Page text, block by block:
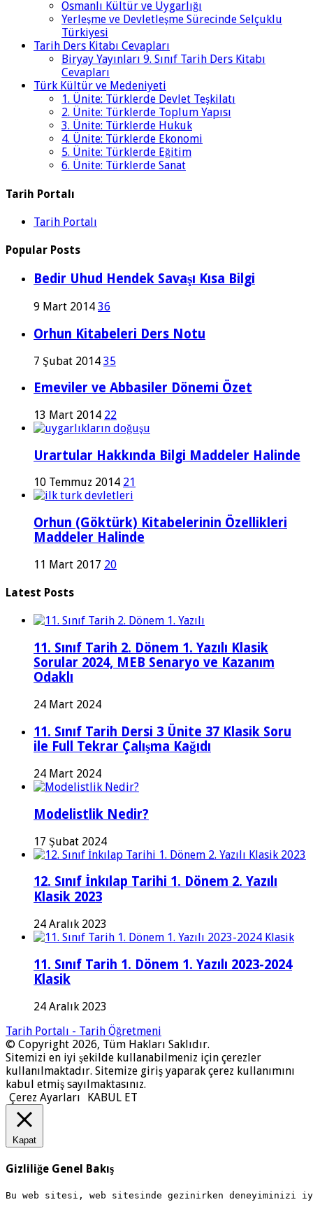
Osmanlı Kültür ve Uygarlığı
Yerleşme ve Devletleşme Sürecinde Selçuklu
Türkiyesi
Tarih Ders Kitabı Cevapları
Biryay Yayınları 9. Sınıf Tarih Ders Kitabı
Cevapları
Türk Kültür ve Medeniyeti
1. Ünite: Türklerde Devlet Teşkilatı
2. Ünite: Türklerde Toplum Yapısı
3. Ünite: Türklerde Hukuk
4. Ünite: Türklerde Ekonomi
5. Ünite: Türklerde Eğitim
6. Ünite: Türklerde Sanat
Tarih Portalı
Tarih Portalı
Popular Posts
Bedir Uhud Hendek Savaşı Kısa Bilgi
9 Mart 2014 36
Orhun Kitabeleri Ders Notu
7 Şubat 2014 35
Emeviler ve Abbasiler Dönemi Özet
13 Mart 2014 22
Urartular Hakkında Bilgi Maddeler Halinde
10 Temmuz 2014 21
Orhun (Göktürk) Kitabelerinin Özellikleri
Maddeler Halinde
11 Mart 2017 20
Latest Posts
11. Sınıf Tarih 2. Dönem 1. Yazılı Klasik
Sorular 2024, MEB Senaryo ve Kazanım
Odaklı
24 Mart 2024
11. Sınıf Tarih Dersi 3 Ünite 37 Klasik Soru
ile Full Tekrar Çalışma Kağıdı
24 Mart 2024
Modelistlik Nedir?
17 Şubat 2024
12. Sınıf İnkılap Tarihi 1. Dönem 2. Yazılı
Klasik 2023
24 Aralık 2023
11. Sınıf Tarih 1. Dönem 1. Yazılı 2023-2024
Klasik
24 Aralık 2023
Tarih Portalı - Tarih Öğretmeni
© Copyright 2026, Tüm Hakları Saklıdır.
Sitemizi en iyi şekilde kullanabilmeniz için çerezler
kullanılmaktadır. Sitemize giriş yaparak çerez kullanımını
kabul etmiş sayılmaktasınız.
Çerez Ayarları
KABUL ET
Kapat
Gizliliğe Genel Bakış
Bu web sitesi, web sitesinde gezinirken deneyiminizi